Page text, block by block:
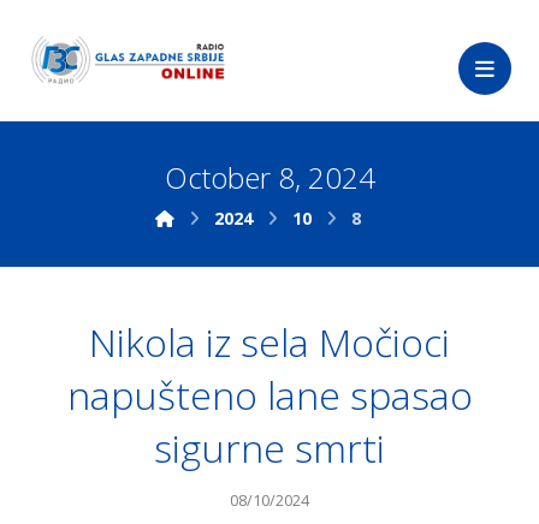
October 8, 2024
2024 10 8
Nikola iz sela Močioci
napušteno lane spasao
sigurne smrti
08/10/2024